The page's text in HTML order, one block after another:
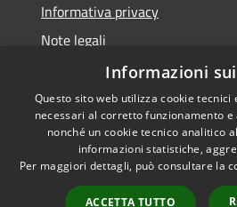
Informativa privacy
Note legali
Dichiarazione di accessibilità
RSS
Accessibilità
Informazioni
Questo sito web utilizza cookie
necessari al corretto funzionamento
nonché un cookie tecnico analitico
informazioni statistiche,
Per maggiori dettagli, può consultare la
ACCETTA TUTTO